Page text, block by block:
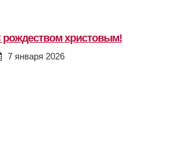
с рождеством христовым!
7 января 2026